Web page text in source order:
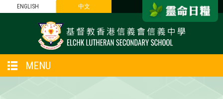
ENGLISH 中文
MENU